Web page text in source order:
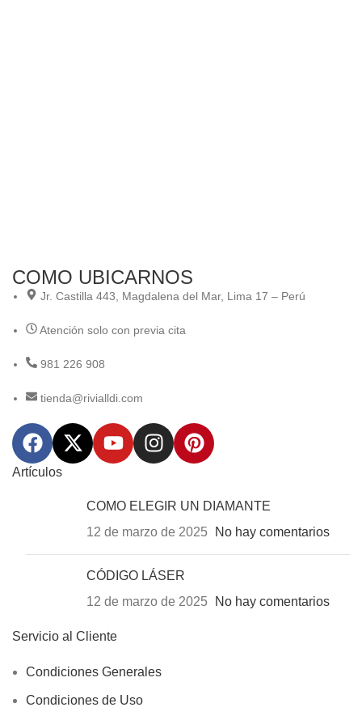
COMO UBICARNOS
Jr. Castilla 443, Magdalena del Mar, Lima 17 – Perú
Atención solo con previa cita
981 226 908
tienda@rivialldi.com
Artículos
COMO ELEGIR UN DIAMANTE
12 de marzo de 2025
No hay comentarios
CÓDIGO LÁSER
12 de marzo de 2025
No hay comentarios
Servicio al Cliente
Condiciones Generales
Condiciones de Uso